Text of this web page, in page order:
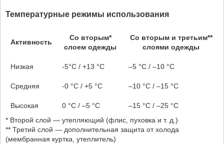
Температурные режимы использования
Активность
Со вторым*
слоем одежды
Со вторым и третьим**
слоями одежды
Низкая -5°C / +13 °C –5 °C / –10 °C
Средняя -0 °C / +5 °C –10 °C / –15 °C
Высокая 0 °C / –5 °C
–15 °C / –25 °C
* Второй слой — утепляющий (флис, пуховка и т. д.)
** Третий слой — дополнительная защита от холода
(мембранная куртка, утеплитель)